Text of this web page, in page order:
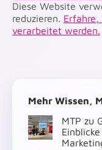
Diese Website
reduzieren.
verarbeitet werden.
Mehr Wissen,
MTP zu